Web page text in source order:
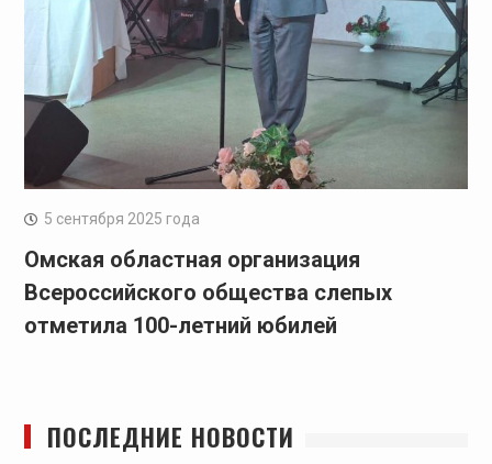
5 сентября 2025 года
Омская областная организация
Всероссийского общества слепых
отметила 100-летний юбилей
ПОСЛЕДНИЕ НОВОСТИ